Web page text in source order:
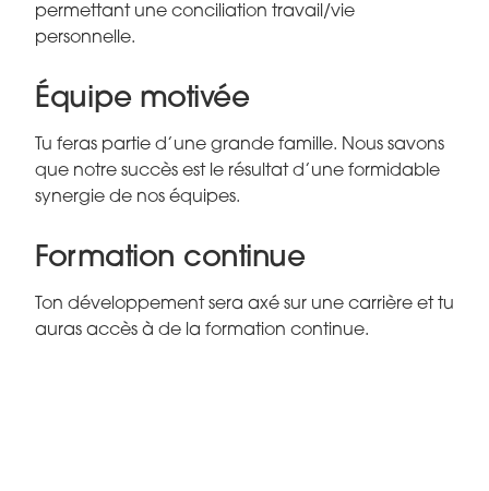
permettant une conciliation travail/vie
personnelle.
Équipe motivée
Tu feras partie d’une grande famille. Nous savons
que notre succès est le résultat d’une formidable
synergie de nos équipes.
Formation continue
Ton développement sera axé sur une carrière et tu
auras accès à de la formation continue.